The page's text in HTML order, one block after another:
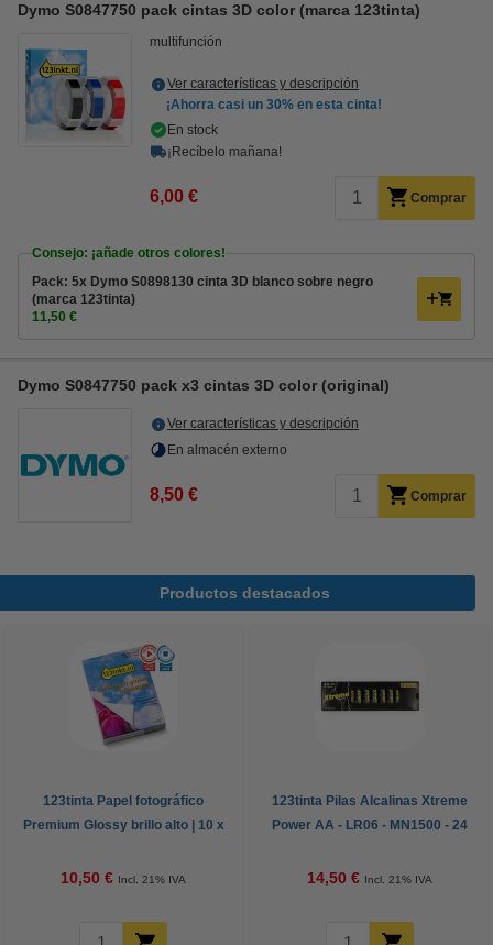
Dymo S0847750 pack cintas 3D color (marca 123tinta)
multifunción
Ver características y descripción
¡Ahorra casi un 30% en esta cinta!
En stock
¡Recíbelo mañana!
6,00 € Comprar
Consejo: ¡añade otros colores!
Pack: 5x Dymo S0898130 cinta 3D blanco sobre negro
(marca 123tinta)
11,50 €
Dymo S0847750 pack x3 cintas 3D color (original)
Ver características y descripción
En almacén externo
8,50 € Comprar
Productos destacados
123tinta Papel fotográfico
Premium Glossy brillo alto | 10 x
10,50 € Incl. 21% IVA
123tinta Pilas Alcalinas Xtreme
Power AA - LR06 - MN1500 - 24
14,50 € Incl. 21% IVA